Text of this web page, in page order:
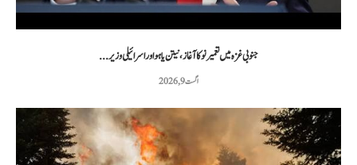
جنوبی غزہ میں تعمیر نو کا آغاز، نیتن یاہو اور اسرائیلی وزیر...
اگست 9, 2026